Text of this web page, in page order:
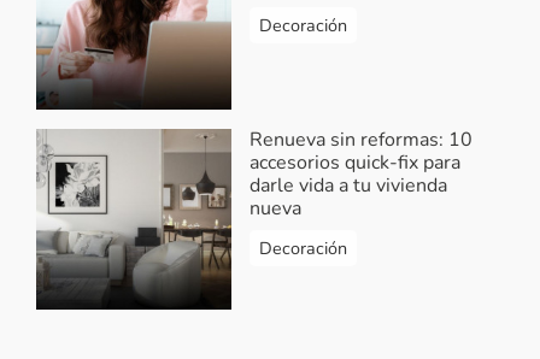
Decoración
Renueva sin reformas: 10
accesorios quick-fix para
darle vida a tu vivienda
nueva
Decoración